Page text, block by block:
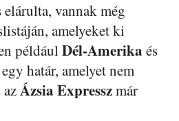
vannak még
amelyeket ki
példáulDél-Amerika és
határ, amelyet nem
Ázsia Expresszmár